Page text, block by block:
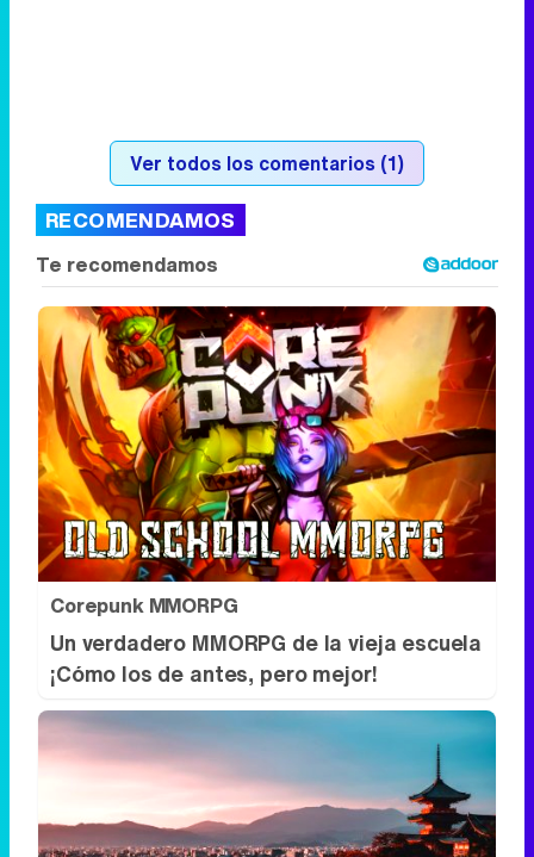
Ver todos los comentarios (1)
RECOMENDAMOS
Corepunk MMORPG
Un verdadero MMORPG de la vieja escuela
¡Cómo los de antes, pero mejor!